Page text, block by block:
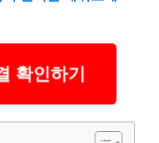
확인하기